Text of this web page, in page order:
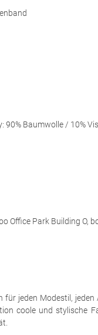
90% Baumwolle / 10%
Office Park Building O,
jeden Modestil,
coole und stylische